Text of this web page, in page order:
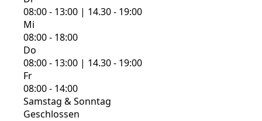
08:00 - 13:00 | 14.30 - 19:00
Mi
08:00 - 18:00
Do
08:00 - 13:00 | 14.30 - 19:00
Fr
08:00 - 14:00
Samstag & Sonntag
Geschlossen